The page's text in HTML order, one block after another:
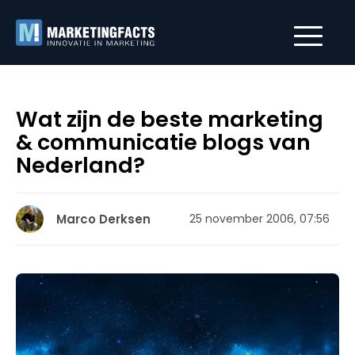
Wat zijn de beste marketing
& communicatie blogs van
Nederland?
Marco Derksen 25 november 2006, 07:56